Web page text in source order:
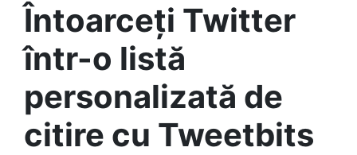
Întoarceți Twitter
într-o listă
personalizată de
citire cu Tweetbits